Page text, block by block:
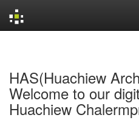
HAS(Huachiew
Welcome to our
Huachiew